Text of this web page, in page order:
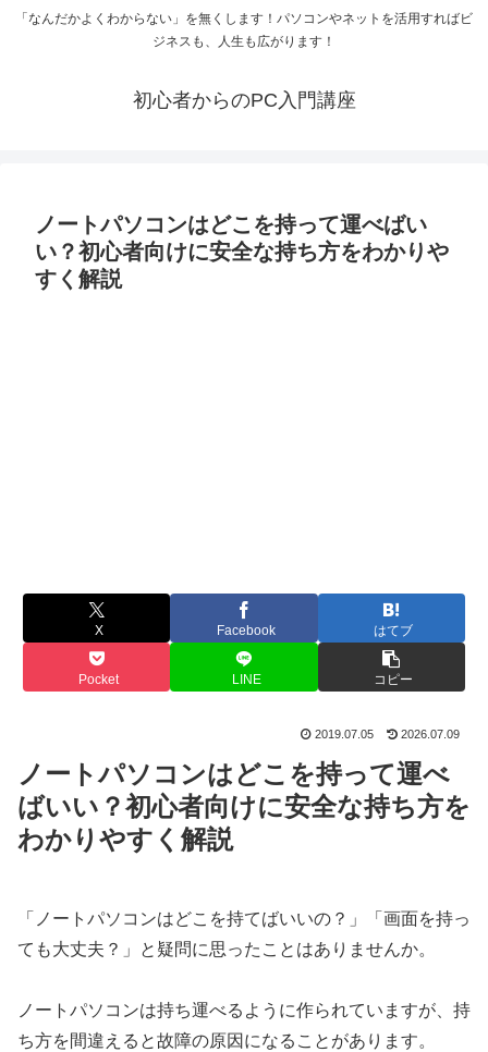
「なんだかよくわからない」を無くします！パソコンやネットを活用すればビ
ジネスも、人生も広がります！
初心者からのPC入門講座
ノートパソコンはどこを持って運べばい
い？初心者向けに安全な持ち方をわかりや
すく解説
X Facebook はてブ
Pocket LINE コピー
2019.07.05 2026.07.09
ノートパソコンはどこを持って運べ
ばいい？初心者向けに安全な持ち方を
わかりやすく解説
「ノートパソコンはどこを持てばいいの？」「画面を持っ
ても大丈夫？」と疑問に思ったことはありませんか。
ノートパソコンは持ち運べるように作られていますが、持
ち方を間違えると故障の原因になることがあります。